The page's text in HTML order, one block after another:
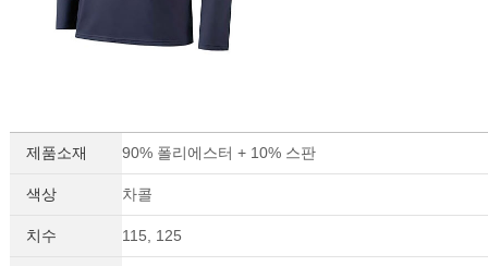
제품소재 90% 폴리에스터 + 10% 스판
색상 차콜
치수 115, 125